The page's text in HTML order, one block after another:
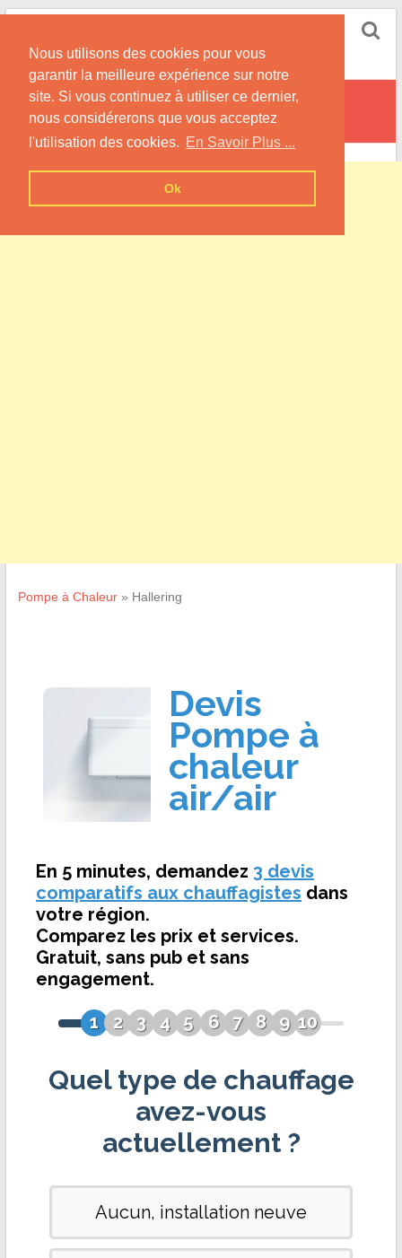
Nous utilisons des cookies pour vous
garantir la meilleure expérience sur notre
site. Si vous continuez à utiliser ce dernier,
nous considérerons que vous acceptez
l'utilisation des cookies. En Savoir Plus ...
Ok
Skip
content
Informations sur les Pompes à Chaleur
Hallering
Pompe à Chaleur» Hallering